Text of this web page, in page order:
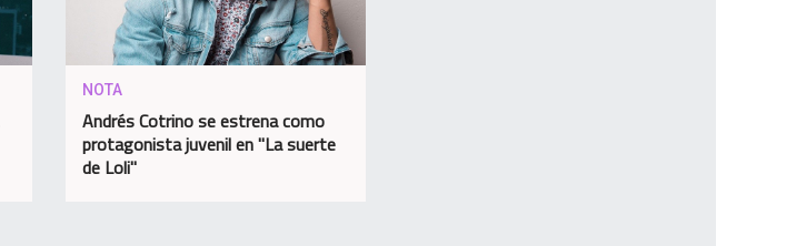
NOTA
Andrés Cotrino se estrena como
protagonista juvenil en "La suerte
de Loli"